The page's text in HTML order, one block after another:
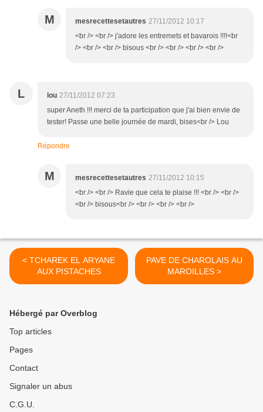
M mesrecettesetautres 27/11/2012 10:17
<br /> <br /> j'adore les entremets et bavarois !!!!<br
/> <br /> <br /> bisous <br /> <br /> <br /> <br />
L lou 27/11/2012 07:23
super Aneth !!! merci de ta participation que j'ai bien envie de
tester! Passe une belle journée de mardi, bises<br /> Lou
Répondre
M mesrecettesetautres 27/11/2012 10:15
<br /> <br /> Ravie que cela te plaise !!! <br /> <br />
<br /> bisous<br /> <br /> <br /> <br />
< TCHAREK EL ARYANE
AUX PISTACHES
PAVE DE CHAROLAIS AU
MAROILLES >
Hébergé par Overblog
Top articles
Pages
Contact
Signaler un abus
C.G.U.